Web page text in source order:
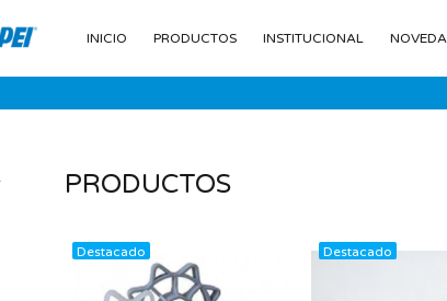
INICIO PRODUCTOS INSTITUCIONAL
PRODUCTOS
Destacado Destacado